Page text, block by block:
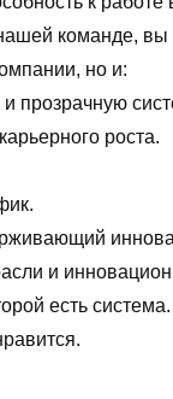
команде, вы
но и:
прозрачную
роста.
и
есть